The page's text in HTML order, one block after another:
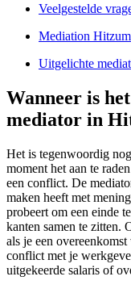
Veelgestelde
Mediation Hitzum
Uitgelichte
Wanneer is
mediator in
Het is tegenwoordig
moment het aan te
een conflict. De
maken heeft met
probeert om een einde
kanten samen te zitten.
als je een
conflict met je
uitgekeerde salaris of